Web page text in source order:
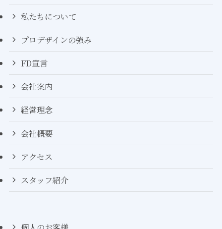
私たちについて
プロデザインの強み
FD宣言
会社案内
経営理念
会社概要
アクセス
スタッフ紹介